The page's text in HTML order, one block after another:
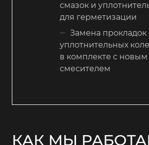
смазок и
для герметизации
Замена прокладок
уплотнительных
в комплекте с новым
смесителем
КАК МЫ